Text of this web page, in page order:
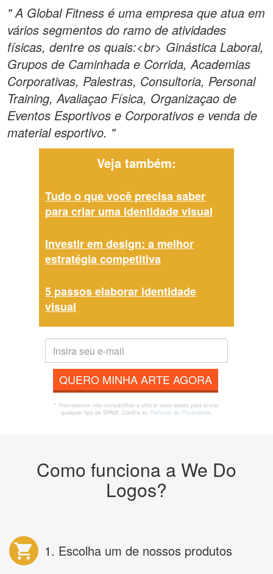
" A Global Fitness é uma empresa que atua em
vários segmentos do ramo de atividades
físicas, dentre os quais:<br> Ginástica Laboral,
Grupos de Caminhada e Corrida, Academias
Corporativas, Palestras, Consultoria, Personal
Training, Avaliaçao Física, Organizaçao de
Eventos Esportivos e Corporativos e venda de
material esportivo. "
Veja também:
Tudo o que você precisa saber
para criar uma identidade visual
Investir em design: a melhor
estratégia competitiva
5 passos elaborar identidade
visual
QUERO MINHA ARTE AGORA
* Prometemos não compartilhar e utilizar seus dados para enviar
qualquer tipo de SPAM. Confira as Políticas de Privacidade.
Como funciona a We Do
Logos?
1. Escolha um de nossos produtos